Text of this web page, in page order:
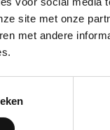
site met onze
met andere
bij iedere stap